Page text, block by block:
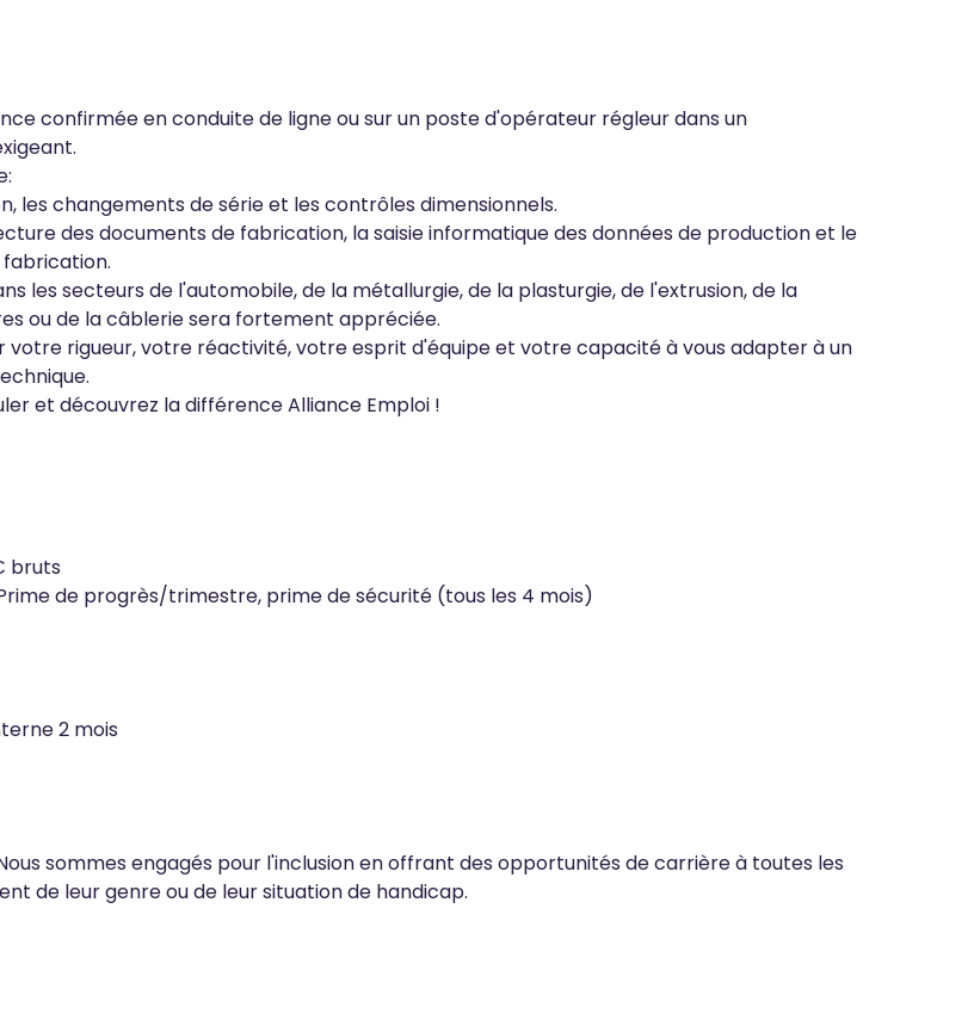
confirmée en conduite de ligne ou sur un poste d'opérateur régleur dans un
les changements de série et les contrôles dimensionnels.
des documents de fabrication, la saisie informatique des données de production et le
les secteurs de l'automobile, de la métallurgie, de la plasturgie, de l'extrusion, de la
ou de la câblerie sera fortement appréciée.
votre rigueur, votre réactivité, votre esprit d'équipe et votre capacité à vous adapter à un
et découvrez la différence Alliance Emploi !
bruts
de progrès/trimestre, prime de sécurité (tous les 4 mois)
2 mois
sommes engagés pour l'inclusion en offrant des opportunités de carrière à toutes les
de leur genre ou de leur situation de handicap.